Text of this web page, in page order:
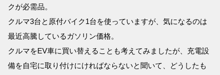
クが必需品。
クルマ3台と原付バイク1台を使っていますが、気になるのは
最近高騰しているガソリン価格。
クルマをEV車に買い替えることも考えてみましたが、充電設
備を自宅に取り付けにければならないと聞いて、どうしたも